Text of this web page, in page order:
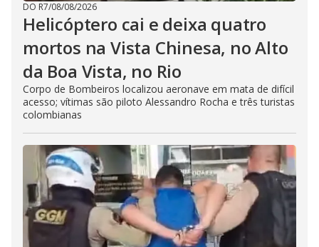
DO R7/08/08/2026
Helicóptero cai e deixa quatro
mortos na Vista Chinesa, no Alto
da Boa Vista, no Rio
Corpo de Bombeiros localizou aeronave em mata de difícil
acesso; vítimas são piloto Alessandro Rocha e três turistas
colombianas